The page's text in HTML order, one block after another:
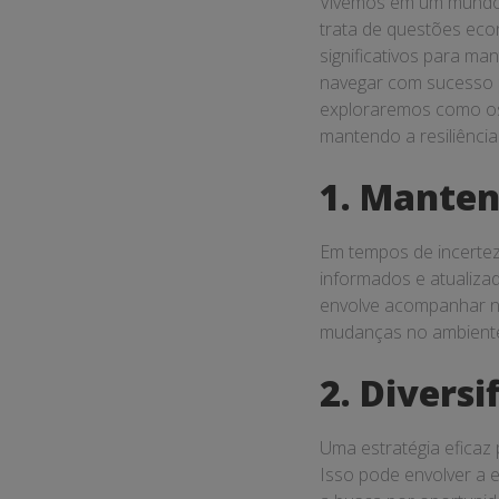
para
trata de questões
significativos para
navegar com
exploraremos como
mantendo a
1.
Em tempos de
informados e
envolve acompanhar
mudanças no
2.
Uma estratégia
Isso pode envolver a